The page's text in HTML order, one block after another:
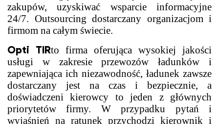
zakupów, uzyskiwać wsparcie informacyjne
24/7. Outsourcing dostarczany organizacjom i
firmom na całym świecie.
Opti TIRto firma oferująca wysokiej jakości
usługi w zakresie przewozów ładunków i
zapewniająca ich niezawodność, ładunek zawsze
dostarczany jest na czas i bezpiecznie, a
doświadczeni kierowcy to jeden z głównych
priorytetów firmy. W przypadku pytań i
wyjaśnień na ratunek przychodzi kierownik i